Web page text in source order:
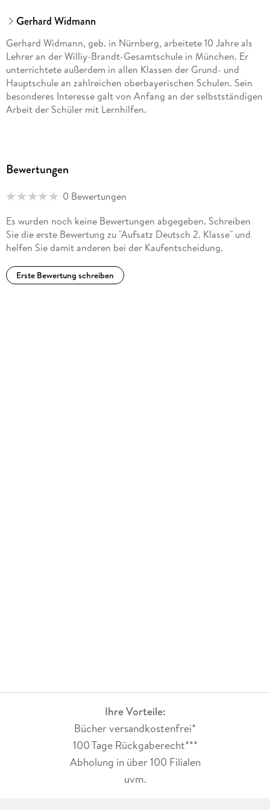
Gerhard Widmann
Gerhard Widmann, geb. in Nürnberg, arbeitete 10 Jahre als
Lehrer an der Williy-Brandt-Gesamtschule in München. Er
unterrichtete außerdem in allen Klassen der Grund- und
Hauptschule an zahlreichen oberbayerischen Schulen. Sein
besonderes Interesse galt von Anfang an der selbstständigen
Arbeit der Schüler mit Lernhilfen.
Bewertungen
0 Bewertungen
Es wurden noch keine Bewertungen abgegeben. Schreiben
Sie die erste Bewertung zu "Aufsatz Deutsch 2. Klasse" und
helfen Sie damit anderen bei der Kaufentscheidung.
Erste Bewertung schreiben
Ihre Vorteile:
Bücher versandkostenfrei*
100 Tage Rückgaberecht***
Abholung in über 100 Filialen
uvm.